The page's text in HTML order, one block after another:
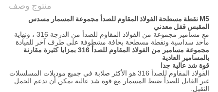
منتوج وصف
M5 نقطة مسطحة الفولاذ المقاوم للصدأ مجموعة المسمار مسدس
المقبس قفل معدني
مع مسامير مجموعة من الفولاذ المقاوم للصدأ من الدرجة 316 ، ونهاية
مأخذ سداسية ونقطة مسطحة بحافة مشطوفة على طرف آخر للقيادة
مجموعة مسامير من الفولاذ المقاوم للصدأ 316 بمزايا كثيرة مقارنة
بالمسامير العادية
قوة شد عالية جدا
الفولاذ المقاوم للصدأ 316 هو الأكثر صلابة في جميع موديلات المسلسلات
غير القابل للصدأ.ضبط المسمار مع قوة شد عالية يمكن أن تدعم الحمل
الثقيل.